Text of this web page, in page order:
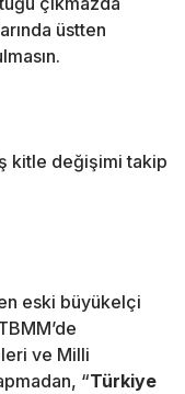
üstten
kitle değişimi takip
eski büyükelçi
ve Milli
“Türkiye